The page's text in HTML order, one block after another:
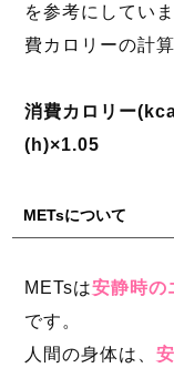
を参考にしてい
費カロリーの計
消費カロリー
(h)×1.05
METsについて
METsは安静時の
です。
人間の身体は、